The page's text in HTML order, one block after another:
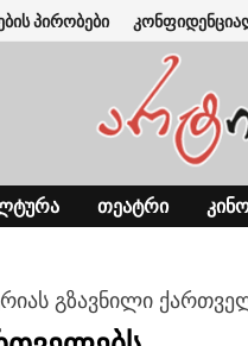
პირობები
ᲗᲔᲐᲢᲠᲘ
გზავნილი